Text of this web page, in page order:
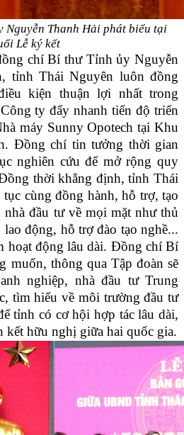
Thanh Hải phát biểu tại
Lễ ký kết
chí Bí thư Tỉnh ủy Nguyễn
tỉnh Thái Nguyên luôn đồng
kiện thuận lợi nhất trong
ty đẩy nhanh tiến độ triển
máy Sunny Opotech tại Khu
Đồng chí tin tưởng thời gian
nghiên cứu để mở rộng quy
thời khẳng định, tỉnh Thái
tục cùng đồng hành, hỗ trợ, tạo
đầu tư về mọi mặt như thủ
động, hỗ trợ đào tạo nghề...
hoạt động lâu dài. Đồng chí Bí
muốn, thông qua Tập đoàn sẽ
nghiệp, nhà đầu tư Trung
tìm hiểu về môi trường đầu tư
tỉnh có cơ hội hợp tác lâu dài,
kết hữu nghị giữa hai quốc gia.